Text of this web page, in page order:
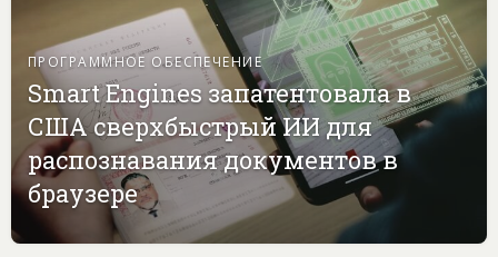
ПРОГРАММНОЕ ОБЕСПЕЧЕНИЕ
Smart Engines запатентовала в
США сверхбыстрый ИИ для
распознавания документов в
браузере